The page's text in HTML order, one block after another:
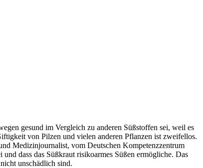
gesund im Vergleich zu anderen Süßstoffen sei, weil es
von Pilzen und vielen anderen Pflanzen ist zweifellos.
Medizinjournalist, vom Deutschen Kompetenzzentrum
dass das Süßkraut risikoarmes Süßen ermögliche. Das
unschädlich sind.